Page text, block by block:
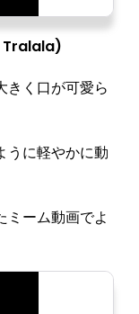
Tralala)
きく口が可愛ら
うに軽やかに動
ミーム動画でよ